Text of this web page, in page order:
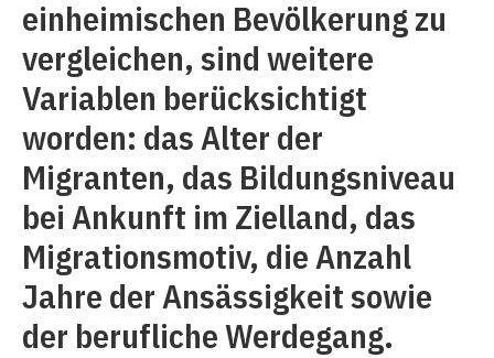
einheimischen Bevölkerung zu
vergleichen, sind weitere
Variablen berücksichtigt
worden: das Alter der
Migranten, das Bildungsniveau
bei Ankunft im Zielland, das
Migrationsmotiv, die Anzahl
Jahre der Ansässigkeit sowie
der berufliche Werdegang.